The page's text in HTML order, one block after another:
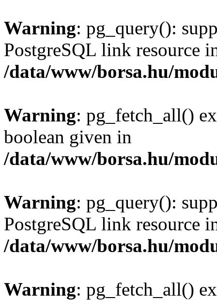
Warning: pg_query():
PostgreSQL link resource
/data/www/borsa.hu/
Warning: pg_fetch_all()
boolean given in
/data/www/borsa.hu/
Warning: pg_query():
PostgreSQL link resource
/data/www/borsa.hu/
Warning: pg_fetch_all()